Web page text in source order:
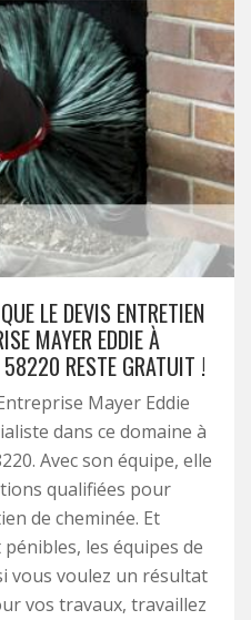
LE DEVIS ENTRETIEN
MAYER EDDIE À
58220 RESTE GRATUIT !
Mayer Eddie
dans ce domaine à
Avec son équipe, elle
qualifiées pour
de cheminée. Et
les équipes de
vous voulez un résultat
vos travaux, travaillez